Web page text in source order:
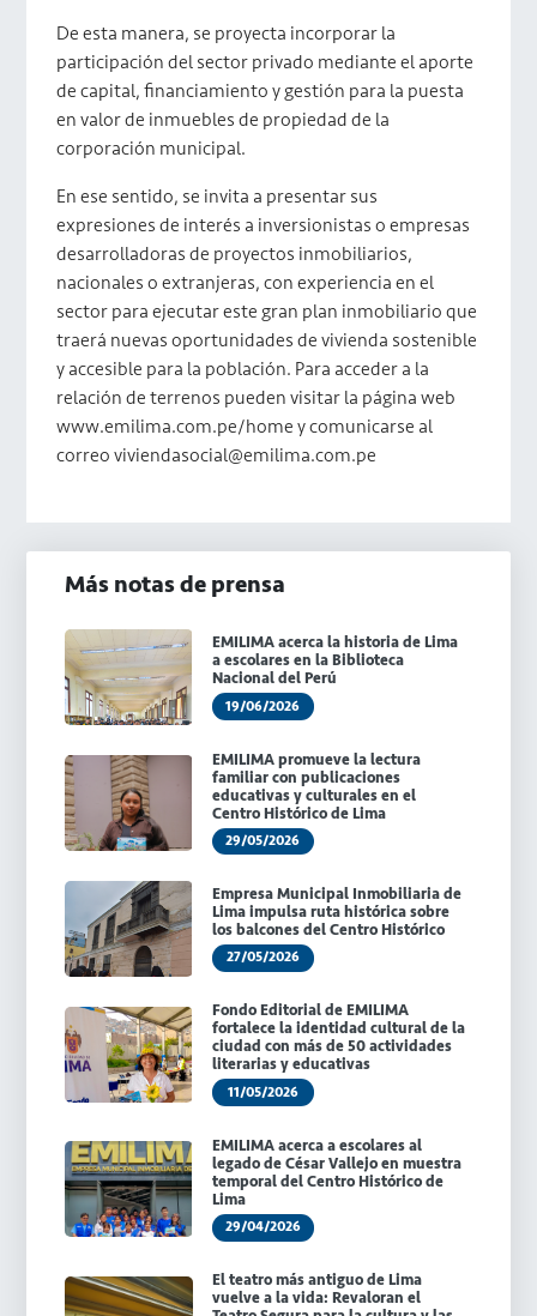
De esta manera, se proyecta incorporar la
participación del sector privado mediante el aporte
de capital, financiamiento y gestión para la puesta
en valor de inmuebles de propiedad de la
corporación municipal.
En ese sentido, se invita a presentar sus
expresiones de interés a inversionistas o empresas
desarrolladoras de proyectos inmobiliarios,
nacionales o extranjeras, con experiencia en el
sector para ejecutar este gran plan inmobiliario que
traerá nuevas oportunidades de vivienda sostenible
y accesible para la población. Para acceder a la
relación de terrenos pueden visitar la página web
www.emilima.com.pe/home y comunicarse al
correo viviendasocial@emilima.com.pe
Más notas de prensa
EMILIMA acerca la historia de Lima
a escolares en la Biblioteca
Nacional del Perú
19/06/2026
EMILIMA promueve la lectura
familiar con publicaciones
educativas y culturales en el
Centro Histórico de Lima
29/05/2026
Empresa Municipal Inmobiliaria de
Lima impulsa ruta histórica sobre
los balcones del Centro Histórico
27/05/2026
Fondo Editorial de EMILIMA
fortalece la identidad cultural de la
ciudad con más de 50 actividades
literarias y educativas
11/05/2026
EMILIMA acerca a escolares al
legado de César Vallejo en muestra
temporal del Centro Histórico de
Lima
29/04/2026
El teatro más antiguo de Lima
vuelve a la vida: Revaloran el